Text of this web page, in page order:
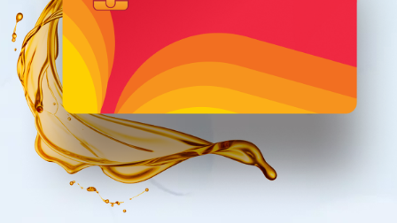
Статьи
Цена бензина и ДТ
Личный кабинет
Карта АЗС
Получить консультацию